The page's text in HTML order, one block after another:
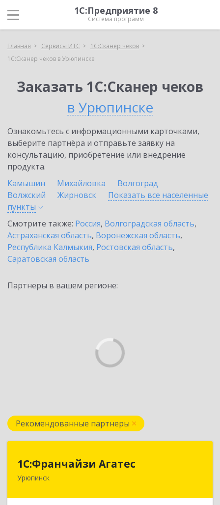
1С:Предприятие 8
Система программ
Главная Сервисы ИТС
1С:Сканер чеков
1С:Сканер чеков в Урюпинске
Заказать 1С:Сканер чеков
в Урюпинске
Ознакомьтесь с информационными карточками,
выберите партнёра и отправьте заявку на
консультацию, приобретение или внедрение
продукта.
Камышин
Михайловка
Волгоград
Волжский
Жирновск
Показать все населенные
пункты
Смотрите также: Россия, Волгоградская область,
Астраханская область, Воронежская область,
Республика Калмыкия, Ростовская область,
Саратовская область
Партнеры в вашем регионе:
Рекомендованные партнеры
1С:Франчайзи Агатес
Урюпинск
403113, Волгоградская обл, Урюпинск г, Ленина